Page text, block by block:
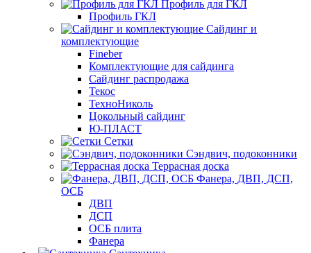
Профиль для ГКЛ
Профиль ГКЛ
Сайдинг и
комплектующие
Fineber
Комплектующие для сайдинга
Сайдинг распродажа
Текос
ТехноНиколь
Цокольный сайдинг
Ю-ПЛАСТ
Сетки
Сэндвич, подоконники
Террасная доска
Фанера, ДВП, ДСП,
ОСБ
ДВП
ДСП
ОСБ плита
Фанера